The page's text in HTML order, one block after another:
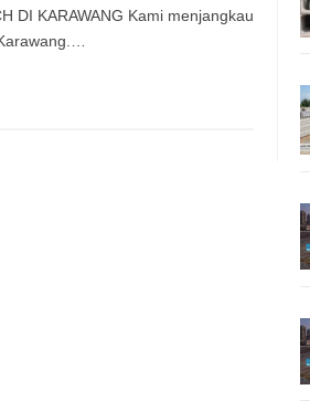
DI KARAWANG Kami menjangkau